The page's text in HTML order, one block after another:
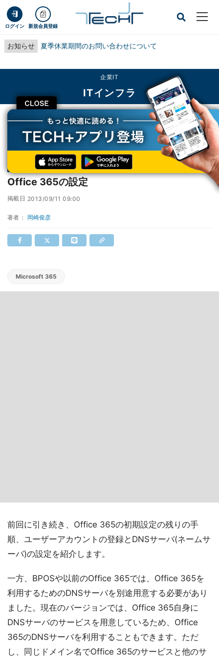
ログイン 新規会員登録
お知らせ 夏季休業期間のお問い合わせについて
CLOSE
企業IT
ITインフラ
TECH+ 企業IT ITインフラ Office 365の設定
連載
Office 365で始めるクラウド活用
Office 365の設定
掲載日 2013/09/11 09:00
著者： 岡崎俊彦
Microsoft 365
前回に引き続き、Office 365の初期設定の残りの手
順、ユーザーアカウントの登録とDNSサーバ(ネームサ
ーバ)の設定を紹介します。
一方、BPOSや以前のOffice 365では、Office 365を
利用するためのDNSサーバを別途用意する必要があり
ました。現在のバージョンでは、Office 365自身に
DNSサーバのサービスを用意しているため、Office
365のDNSサーバを利用することもできます。ただ
し、同じドメイン名でOffice 365のサービスと他のサ